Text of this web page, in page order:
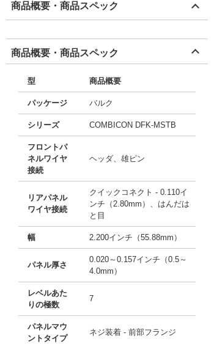
商品概要・商品スペック
商品概要・商品スペック
型 商品概要
パッケージ バルク
シリーズ COMBICON DFK-MSTB
フロントパ
ネルワイヤ
接続
ヘッダ、雄ピン
リアパネル
ワイヤ接続
クイックコネクト - 0.110イ
ンチ（2.80mm）、はんだは
と目
幅 2.200インチ（55.88mm）
パネル厚さ
0.020～0.157インチ（0.5～
4.0mm）
レベルあた
りの極数
7
パネルマウ
ントタイプ
ネジ装着 - 前部フランジ